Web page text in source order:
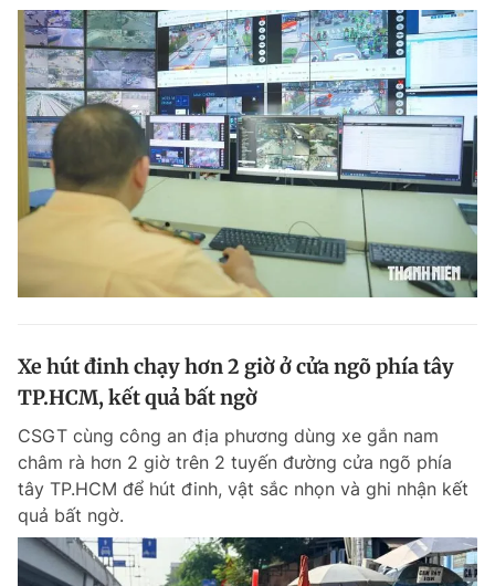
Xe hút đinh chạy hơn 2 giờ ở cửa ngõ phía tây
TP.HCM, kết quả bất ngờ
CSGT cùng công an địa phương dùng xe gắn nam
châm rà hơn 2 giờ trên 2 tuyến đường cửa ngõ phía
tây TP.HCM để hút đinh, vật sắc nhọn và ghi nhận kết
quả bất ngờ.